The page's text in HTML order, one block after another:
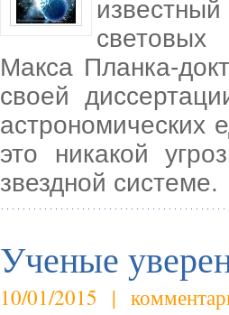
Макса Планка-
своей
астрономических
это никакой
звездной системе.
Ученые
10/01/2015 |